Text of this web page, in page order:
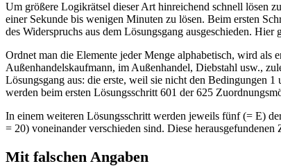
Um größere Logikrätsel dieser Art hinreichend schnell lösen
einer Sekunde bis wenigen Minuten zu lösen. Beim ersten
des Widerspruchs aus dem Lösungsgang ausgeschieden.
Ordnet man die Elemente jeder Menge alphabetisch, wird als
Außenhandelskaufmann, im Außenhandel, Diebstahl usw.,
Lösungsgang aus: die erste, weil sie nicht den Bedingungen
werden beim ersten Lösungsschritt 601 der 625
In einem weiteren Lösungsschritt werden jeweils fünf (= E)
= 20) voneinander verschieden sind. Diese
Mit falschen Angaben